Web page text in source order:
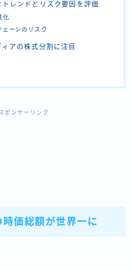
レンドとリスク要因を評価
化
ェーンのリスク
アの株式分割に注目
ポンサーリンク
価総額が世界一に